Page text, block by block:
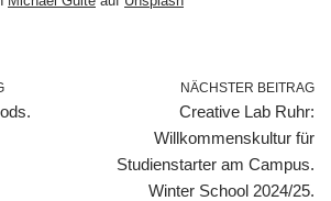
NÄCHSTER BEITRAG
Creative Lab Ruhr:
Willkommenskultur für
Studienstarter am Campus.
Winter School 2024/25.